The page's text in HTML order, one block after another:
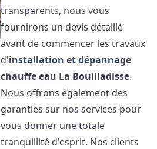
transparents, nous vous
fournirons un devis détaillé
avant de commencer les travaux
d'installation et dépannage
chauffe eau La Bouilladisse.
Nous offrons également des
garanties sur nos services pour
vous donner une totale
tranquillité d'esprit. Nos clients